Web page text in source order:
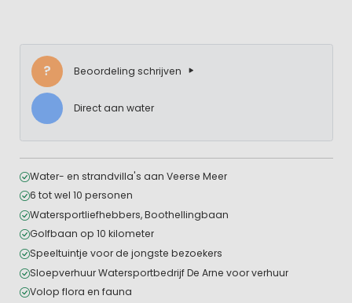
? Beoordeling schrijven
Direct aan water
Water- en strandvilla's aan Veerse Meer
6 tot wel 10 personen
Watersportliefhebbers, Boothellingbaan
Golfbaan op 10 kilometer
Speeltuintje voor de jongste bezoekers
Sloepverhuur Watersportbedrijf De Arne voor verhuur
Volop flora en fauna